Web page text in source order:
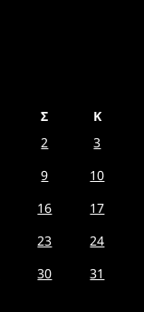
Σ
Κ
2
3
9
10
16
17
23
24
30
31